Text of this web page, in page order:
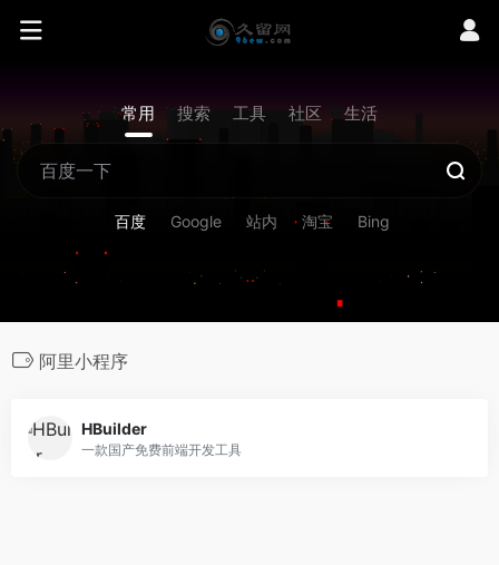
常用 搜索 工具 社区 生活
百度 Google 站内 淘宝 Bing
阿里小程序
HBuilder
一款国产免费前端开发工具